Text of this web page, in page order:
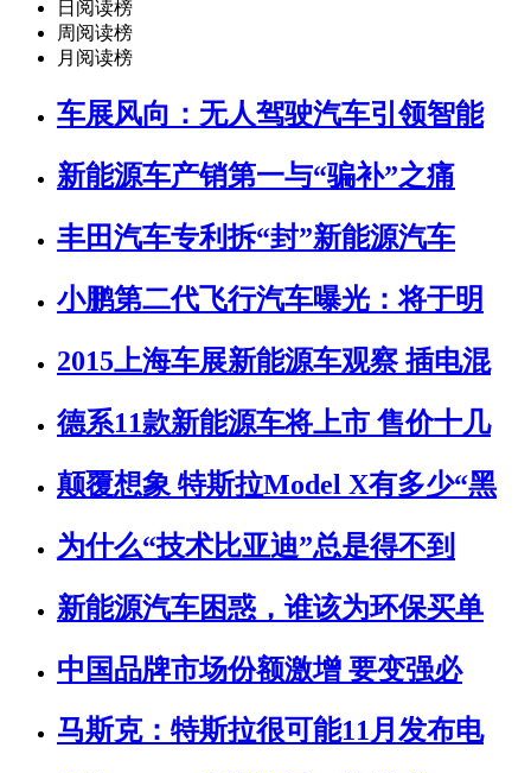
日阅读榜
周阅读榜
月阅读榜
车展风向：无人驾驶汽车引领智能
新能源车产销第一与“骗补”之痛
丰田汽车专利拆“封”新能源汽车
小鹏第二代飞行汽车曝光：将于明
2015上海车展新能源车观察 插电混
德系11款新能源车将上市 售价十几
颠覆想象 特斯拉Model X有多少“黑
为什么“技术比亚迪”总是得不到
新能源汽车困惑，谁该为环保买单
中国品牌市场份额激增 要变强必
马斯克：特斯拉很可能11月发布电